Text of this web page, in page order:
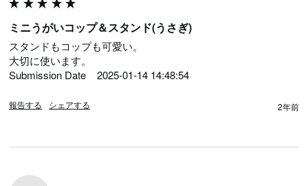
ミニうがいコップ＆スタンド(うさぎ)
スタンドもコップも可愛い。
大切に使います。
Submission Date	2025-01-14 14:48:54
報告する シェアする 2年前